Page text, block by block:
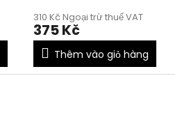
310 Kč Ngoại trừ thuế VAT
375 Kč
Thêm vào giỏ hàng